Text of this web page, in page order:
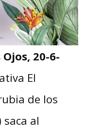
20-6-
El
de los
saca al